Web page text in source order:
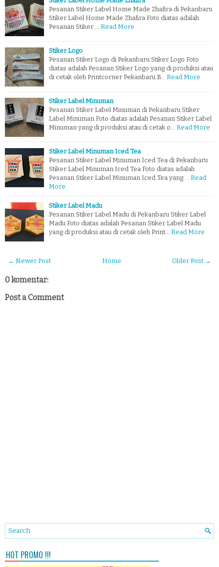
Pesanan Stiker Label Home Made Zhafira di Pekanbaru
Stiker Label Home Made Zhafira Foto diatas adalah
Pesanan Stiker …
Read More
Stiker Logo
Pesanan Stiker Logo di Pekanbaru Stiker Logo Foto
diatas adalah Pesanan Stiker Logo yang di produksi atau
di cetak oleh Printcorner Pekanbaru B…
Read More
Stiker Label Minuman
Pesanan Stiker Label Minuman di Pekanbaru Stiker
Label Minuman Foto diatas adalah Pesanan Stiker Label
Minuman yang di produksi atau di cetak o…
Read More
Stiker Label Minuman Iced Tea
Pesanan Stiker Label Minuman Iced Tea di Pekanbaru
Stiker Label Minuman Iced Tea Foto diatas adalah
Pesanan Stiker Label Minuman Iced Tea yang …
Read
More
Stiker Label Madu
Pesanan Stiker Label Madu di Pekanbaru Stiker Label
Madu Foto diatas adalah Pesanan Stiker Label Madu
yang di produksi atau di cetak oleh Print…
Read More
← Newer Post Older Post →
Home
0 komentar:
Post a Comment
HOT PROMO !!!